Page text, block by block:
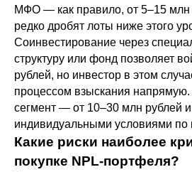
МФО — как правило, от 5–15 млн
редко дробят лоты ниже этого
Соинвестирование через
структуру или фонд позволяет
рублей, но инвестор в этом
процессом взыскания
сегмент — от 10–30 млн рублей
индивидуальными условиями по
Какие риски наиболее
покупке NPL-портфеля?